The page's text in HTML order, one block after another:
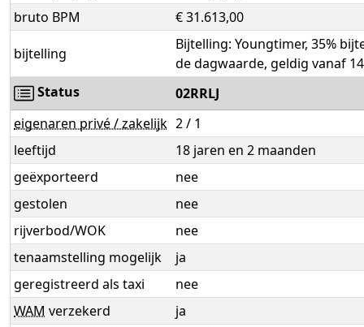
bruto BPM
€ 31.613,00
bijtelling
Bijtelling: Youngtimer, 35%
de dagwaarde, geldig vanaf
Status
02RRLJ
eigenaren privé / zakelijk 2 / 1
leeftijd
18 jaren en 2 maanden
geëxporteerd
nee
gestolen
nee
rijverbod/WOK
nee
tenaamstelling mogelijk
ja
geregistreerd als taxi
nee
WAM verzekerd
ja